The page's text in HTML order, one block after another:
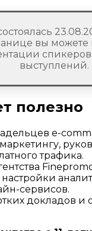
вы можете
выступлений.
полезно
e-
трафика.
сервисов.
докладов и